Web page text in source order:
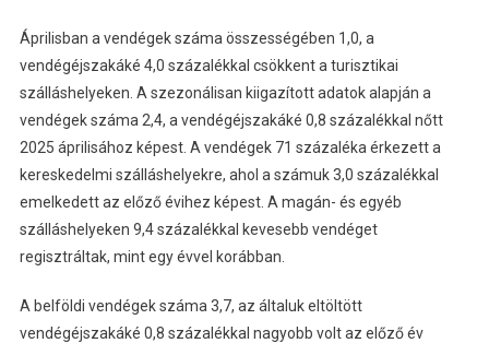
Áprilisban a vendégek száma összességében 1,0, a
vendégéjszakáké 4,0 százalékkal csökkent a turisztikai
szálláshelyeken. A szezonálisan kiigazított adatok alapján a
vendégek száma 2,4, a vendégéjszakáké 0,8 százalékkal nőtt
2025 áprilisához képest. A vendégek 71 százaléka érkezett a
kereskedelmi szálláshelyekre, ahol a számuk 3,0 százalékkal
emelkedett az előző évihez képest. A magán- és egyéb
szálláshelyeken 9,4 százalékkal kevesebb vendéget
regisztráltak, mint egy évvel korábban.
A belföldi vendégek száma 3,7, az általuk eltöltött
vendégéjszakáké 0,8 százalékkal nagyobb volt az előző év